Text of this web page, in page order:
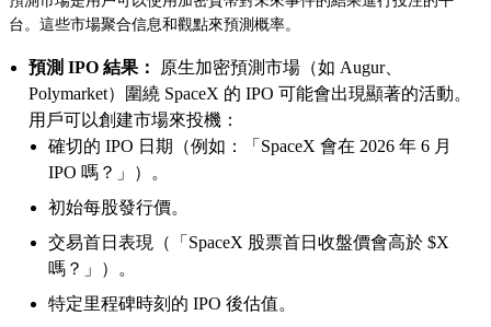
台。這些市場聚合信息和觀點來預測概率。
預測 IPO 結果：
原生加密預測市場（如 Augur、
Polymarket）圍繞 SpaceX 的 IPO 可能會出現顯著的活動。
用戶可以創建市場來投機：
確切的 IPO 日期（例如：「SpaceX 會在 2026 年 6 月
IPO 嗎？」）。
初始每股發行價。
交易首日表現（「SpaceX 股票首日收盤價會高於 $X
嗎？」）。
特定里程碑時刻的 IPO 後估值。